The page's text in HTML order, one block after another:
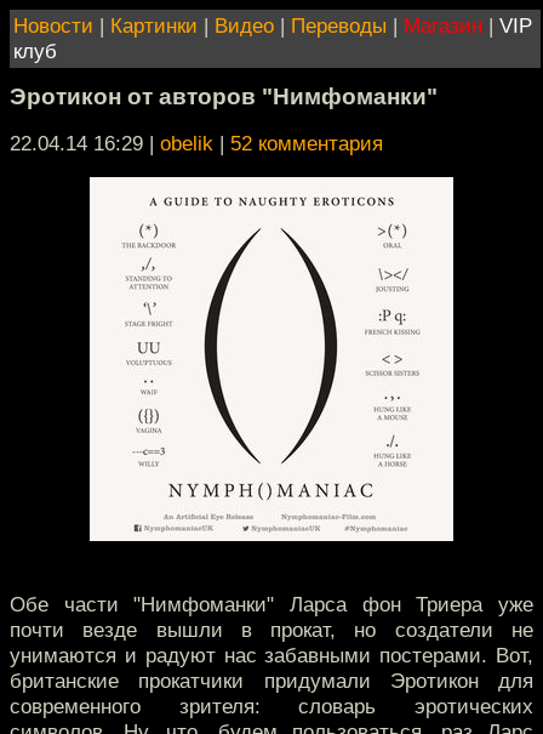
Новости | Картинки | Видео | Переводы | Магазин | VIP
клуб
Эротикон от авторов "Нимфоманки"
22.04.14 16:29 | obelik | 52 комментария
Обе части "Нимфоманки" Ларса фон Триера уже
почти везде вышли в прокат, но создатели не
унимаются и радуют нас забавными постерами. Вот,
британские прокатчики придумали Эротикон для
современного зрителя: словарь эротических